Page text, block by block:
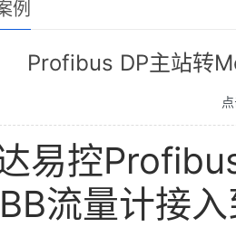
例
Profibus DP主站转
易控
流量计接